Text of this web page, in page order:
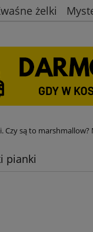
żelki
Czy są to
pianki